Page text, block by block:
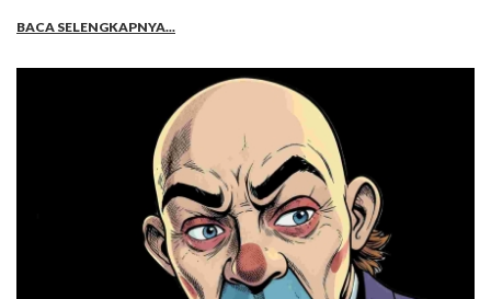
BACA SELENGKAPNYA...